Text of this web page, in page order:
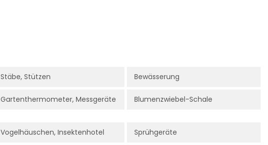
Stäbe, Stützen Bewässerung
Gartenthermometer, Messgeräte Blumenzwiebel-Schale
Vogelhäuschen, Insektenhotel Sprühgeräte